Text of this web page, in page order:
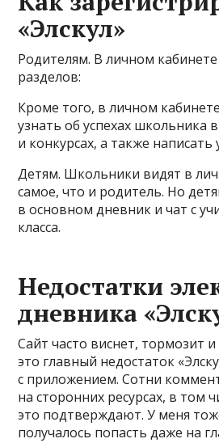
«Элскул»
Родителям. В личном
разделов:
Кроме того, в личном
узнать об успехах школьника
и конкурсах, а также написать
Детям. Школьники видят в
самое, что и родитель. Но
в основном дневник и чат с
класса.
Недостатки
дневника
Сайт часто виснет, тормозит
это главный недостаток
с приложением. Сотни
на сторонних ресурсах, в том
это подтверждают. У меня
получалось попасть даже на